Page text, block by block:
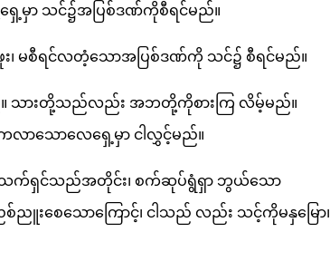
မှာ သင်၌အပြစ်ဒဏ်ကိုစီရင်မည်။
း၊ မစီရင်လတံ့သောအပြစ်ဒဏ်ကို သင်၌ စီရင်မည်။
ားတို့သည်လည်း အဘတို့ကိုစားကြ လိမ့်မည်။
လာသောလေရှေ့မှာ ငါလွှင့်မည်။
အသက်ရှင်သည်အတိုင်း၊ စက်ဆုပ်ရွံရှာ ဘွယ်သော
းစေသောကြောင့်၊ ငါသည် လည်း သင့်ကိုမနှမြော၊